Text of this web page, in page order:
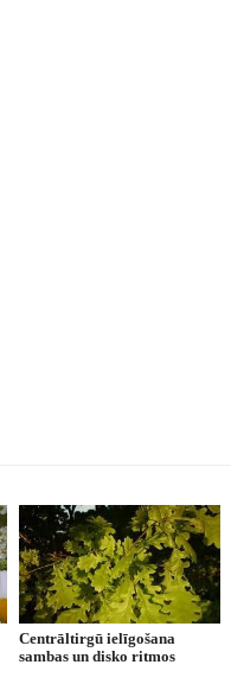
Centrāltirgū ielīgošana
sambas un disko ritmos